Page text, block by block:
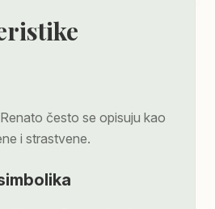
često se opisuju kao
i strastvene.